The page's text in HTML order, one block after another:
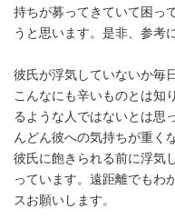
持ちが募ってきていて困っ
うと思います。是非、参考
彼氏が浮気していないか毎
こんなにも辛いものとは知
るような人ではないとは思
んどん彼への気持ちが重く
彼氏に飽きられる前に浮気
っています。遠距離でもわ
スお願いします。